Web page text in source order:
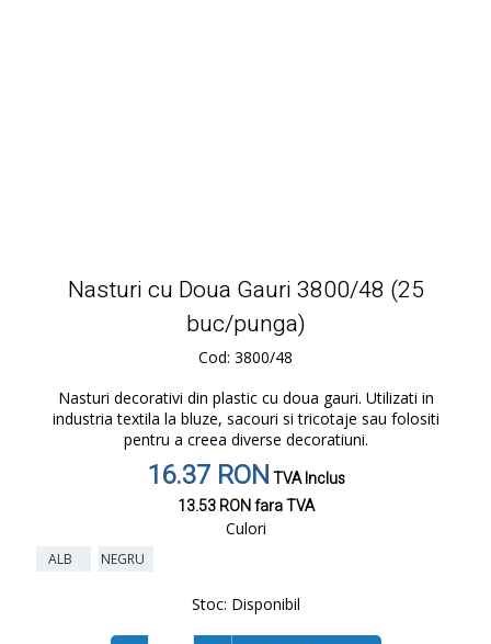
Nasturi cu Doua Gauri 3800/48 (25
buc/punga)
Cod: 3800/48
Nasturi decorativi din plastic cu doua gauri. Utilizati in
industria textila la bluze, sacouri si tricotaje sau folositi
pentru a creea diverse decoratiuni.
16.37 RONTVA Inclus
13.53 RONfara TVA
Culori
ALB NEGRU
Stoc: Disponibil